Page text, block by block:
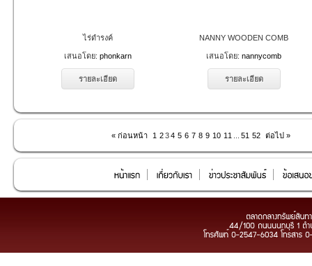
ไร่ดำรงค์
เสนอโดย: phonkarn
รายละเอียด
NANNY WOODEN COMB
เสนอโดย: nannycomb
รายละเอียด
« ก่อนหน้า 1 2 3 4 5 6 7 8 9 10 11 51 52 ต่อไป »